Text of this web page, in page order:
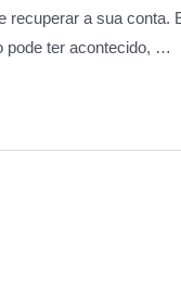
recuperar a sua
pode ter acontecido, …